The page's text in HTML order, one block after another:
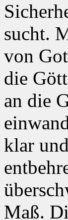
sucht.
von
die
an die
klar
Maß.